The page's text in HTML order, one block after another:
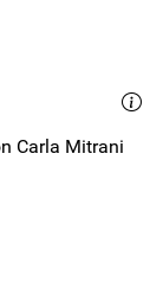
Carla Mitrani